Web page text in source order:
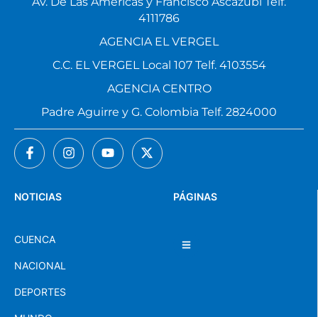
PÁGINAS
NOTICIAS
CUENCA
NACIONAL
DEPORTES
4111786
AGENCIA EL VERGEL
C.C. EL VERGEL Local 107 Telf. 4103554
AGENCIA CENTRO
Padre Aguirre y G. Colombia Telf. 2824000